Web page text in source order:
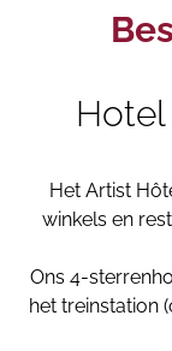
Hotel
Het Artist
winkels en
Ons 4-
het treinstation